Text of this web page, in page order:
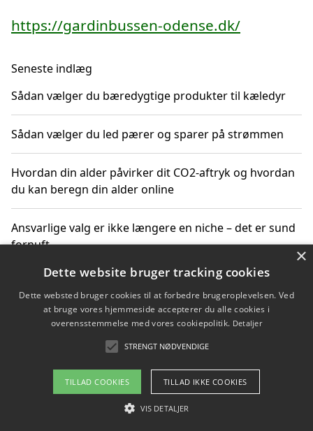
https://gardinbussen-odense.dk/
Seneste indlæg
Sådan vælger du bæredygtige produkter til kæledyr
Sådan vælger du led pærer og sparer på strømmen
Hvordan din alder påvirker dit CO2-aftryk og hvordan
du kan beregn din alder online
Ansvarlige valg er ikke længere en niche – det er sund
fornuft
Sådan kan du handle bæredygtigt og bestil med
faktura
Om / kontakt
Blog Betingelser
×
Dette website bruger tracking cookies
Dette websted bruger cookies til at forbedre brugeroplevelsen. Ved
at bruge vores hjemmeside accepterer du alle cookies i
overensstemmelse med vores cookiepolitik. Detaljer
STRENGT NØDVENDIGE
TILLAD COOKIES TILLAD IKKE COOKIES
VIS DETALJER